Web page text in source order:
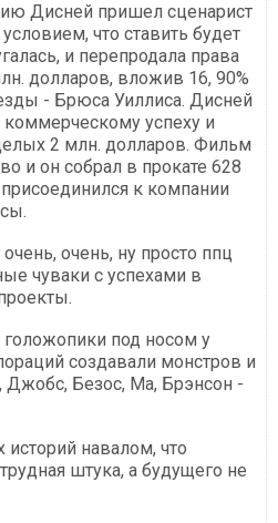
Дисней пришел сценарист
что ставить будет
и перепродала права
долларов, вложив 16, 90%
- Брюса Уиллиса. Дисней
успеху и
2 млн. долларов. Фильм
и он собрал в прокате 628
к компании
очень, ну просто ппц
чуваки с успехами в
голожопики под носом у
создавали монстров и
Джобс, Безос, Ма, Брэнсон -
навалом, что
штука, а будущего не